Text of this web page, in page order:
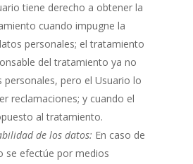
tiene derecho a obtener la
cuando impugne la
personales; el tratamiento
del tratamiento ya no
personales, pero el Usuario lo
reclamaciones; y cuando el
al tratamiento.
de los datos: En caso de
se efectúe por medios